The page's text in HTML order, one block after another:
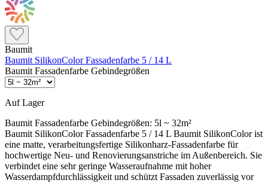
Baumit
Baumit SilikonColor Fassadenfarbe 5 / 14 L
Baumit Fassadenfarbe Gebindegrößen
Auf Lager
Baumit Fassadenfarbe Gebindegrößen: 5l ~ 32m²
Baumit SilikonColor Fassadenfarbe 5 / 14 L Baumit SilikonColor ist
eine matte, verarbeitungsfertige Silikonharz-Fassadenfarbe für
hochwertige Neu- und Renovierungsanstriche im Außenbereich. Sie
verbindet eine sehr geringe Wasseraufnahme mit hoher
Wasserdampfdurchlässigkeit und schützt Fassaden zuverlässig vor